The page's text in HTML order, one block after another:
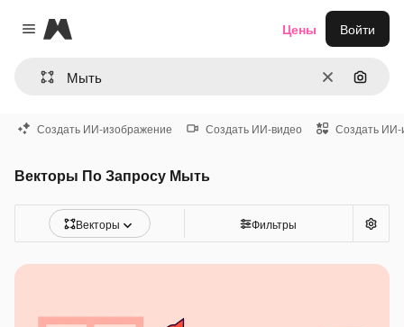
Close menu
Magnific
ОчиститьПоиск
Цены Войти
Создать ИИ-изображение Создать ИИ-видео Создать ИИ-
Векторы По Запросу Мыть
Векторы Фильтры